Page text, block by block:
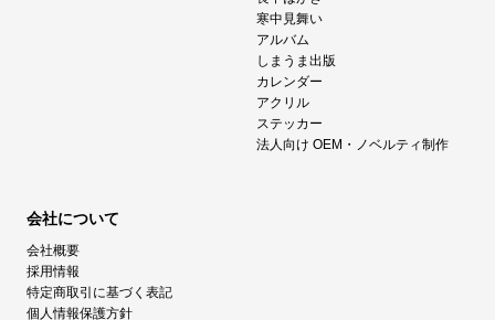
寒中見舞い
アルバム
しまうま出版
カレンダー
アクリル
ステッカー
法人向け OEM・ノベルティ制作
会社について
会社概要
採用情報
特定商取引に基づく表記
個人情報保護方針